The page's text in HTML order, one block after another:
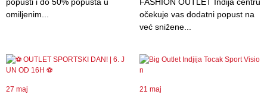
omiljenim...
očekuje vas dodatni popust na
već snižene...
27 maj 21 maj